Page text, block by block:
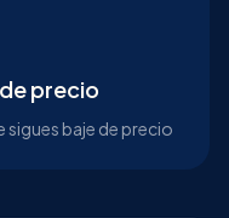
precio
sigues baje de precio